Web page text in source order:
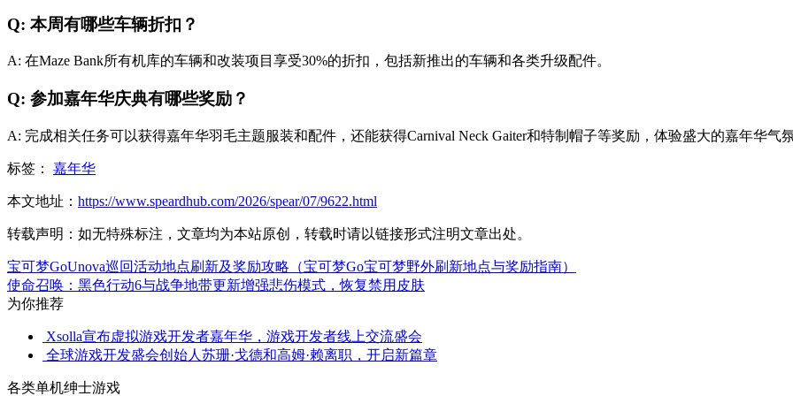
Q: 本周有哪些车辆折扣？
A: 在Maze Bank所有机库的车辆和改装项目享受30%的折扣，包括新推出的车辆和各类升级配件。
Q: 参加嘉年华庆典有哪些奖励？
A: 完成相关任务可以获得嘉年华羽毛主题服装和配件，还能获得Carnival Neck Gaiter和特制帽子等奖励，体验盛大的嘉年华气
标签： 嘉年华
本文地址： https://www.speardhub.com/2026/spear/07/9622.html
转载声明： 如无特殊标注，文章均为本站原创，转载时请以链接形式注明文章出处。
宝可梦GoUnova巡回活动地点刷新及奖励攻略（宝可梦Go宝可梦野外刷新地点与奖励指南）
使命召唤：黑色行动6与战争地带更新增强悲伤模式，恢复禁用皮肤
为你推荐
Xsolla宣布虚拟游戏开发者嘉年华，游戏开发者线上交流盛会
全球游戏开发盛会创始人苏珊·戈德和高姆·赖离职，开启新篇章
各类单机绅士游戏